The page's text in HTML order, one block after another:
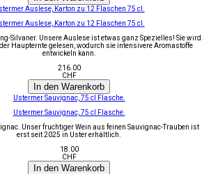
Auslese, Karton zu 12 Flaschen 75 cl.
Auslese, Karton zu 12 Flaschen 75 cl.
Silvaner. Unsere Auslese ist etwas ganz Spezielles! Sie wird
Haupternte gelesen, wodurch sie intensivere Aromastoffe
entwickeln kann.
216.00
CHF
In den Warenkorb
Ustermer Sauvignac, 75 cl Flasche.
Ustermer Sauvignac, 75 cl Flasche.
Unser fruchtiger Wein aus feinen Sauvignac-Trauben ist
erst seit 2025 in Uster erhältlich.
18.00
CHF
In den Warenkorb